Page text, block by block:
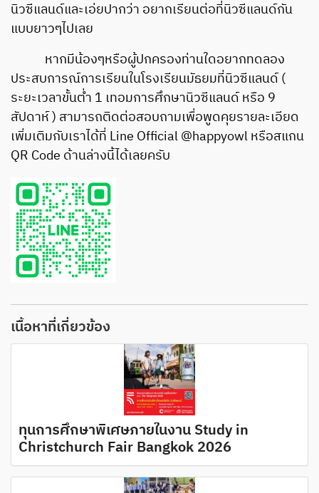
นิวซีแลนด์และเอ่ยปากว่า อยากเรียนต่อที่นิวซีแลนด์กัน
แบบยาวๆไปเลย
หากมีน้องๆหรือผู้ปกครองท่านใดอยากทดลอง
ประสบการณ์การเรียนในโรงเรียนมัธยมที่นิวซีแลนด์ (
ระยะเวลาขั้นต่ำ 1 เทอมการศึกษานิวซีแลนด์ หรือ 9
สัปดาห์ ) สามารถติดต่อสอบถามเพื่อพูดคุยรายละเอียด
เพิ่มเติมกับเราได้ที่ Line Official @happyowl หรือสแกน
QR Code ด้านล่างนี้ได้เลยครับ
เนื้อหาที่เกี่ยวข้อง
ทุนการศึกษาพิเศษภายในงาน Study in
Christchurch Fair Bangkok 2026